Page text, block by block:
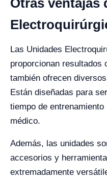
Otras ventajas
Las Unidades
proporcionan
también ofrecen
Están diseñadas para
tiempo de
médico.
Además, las unidades
accesorios y
extremadamente